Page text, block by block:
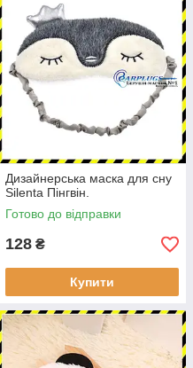
Дизайнерська маска для сну
Silenta Пінгвін.
Готово до відправки
128 ₴
Купити